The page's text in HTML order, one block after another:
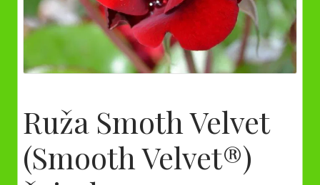
Ruža Smoth Velvet
(Smooth Velvet®)